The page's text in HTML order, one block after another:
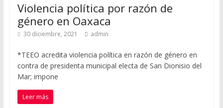
Violencia política por razón de
género en Oaxaca
30 diciembre, 2021 admin
*TEEO acredita violencia política en razón de género en
contra de presidenta municipal electa de San Dionisio del
Mar; impone
Leer más